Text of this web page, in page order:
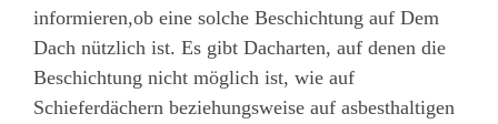
informieren,ob eine solche Beschichtung auf Dem
Dach nützlich ist. Es gibt Dacharten, auf denen die
Beschichtung nicht möglich ist, wie auf
Schieferdächern beziehungsweise auf asbesthaltigen